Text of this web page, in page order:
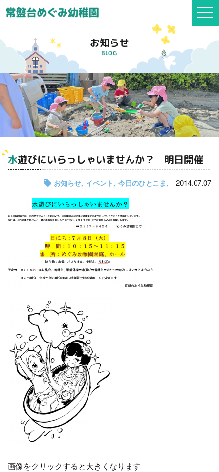
お知らせ
BLOG
水遊びにいらっしゃいませんか？ 明日開催
お知らせ イベント 今日のひとこま 2014.07.07
画像をクリックすると大きくなります